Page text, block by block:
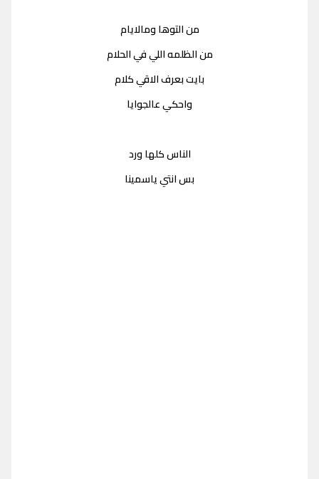
من التوها ومالايام
من الظلمه اللي في الحلام
بايت بعرف الاقي كلام
واحكي عالجوايا
الناس كلها ورد
بس انتي ياسمينا